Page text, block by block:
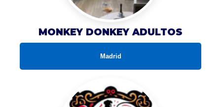
MONKEY DONKEY ADULTOS
Madrid